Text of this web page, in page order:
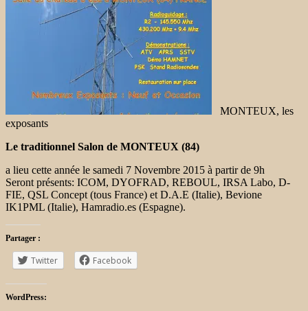
MONTEUX, les
exposants
Le traditionnel Salon de MONTEUX (84)
a lieu cette année le samedi 7 Novembre 2015 à partir de 9h
Seront présents: ICOM, DYOFRAD, REBOUL, IRSA Labo, D-
FIE, QSL Concept (tous France) et D.A.E (Italie), Bevione
IK1PML (Italie), Hamradio.es (Espagne).
Partager :
Twitter Facebook
WordPress: